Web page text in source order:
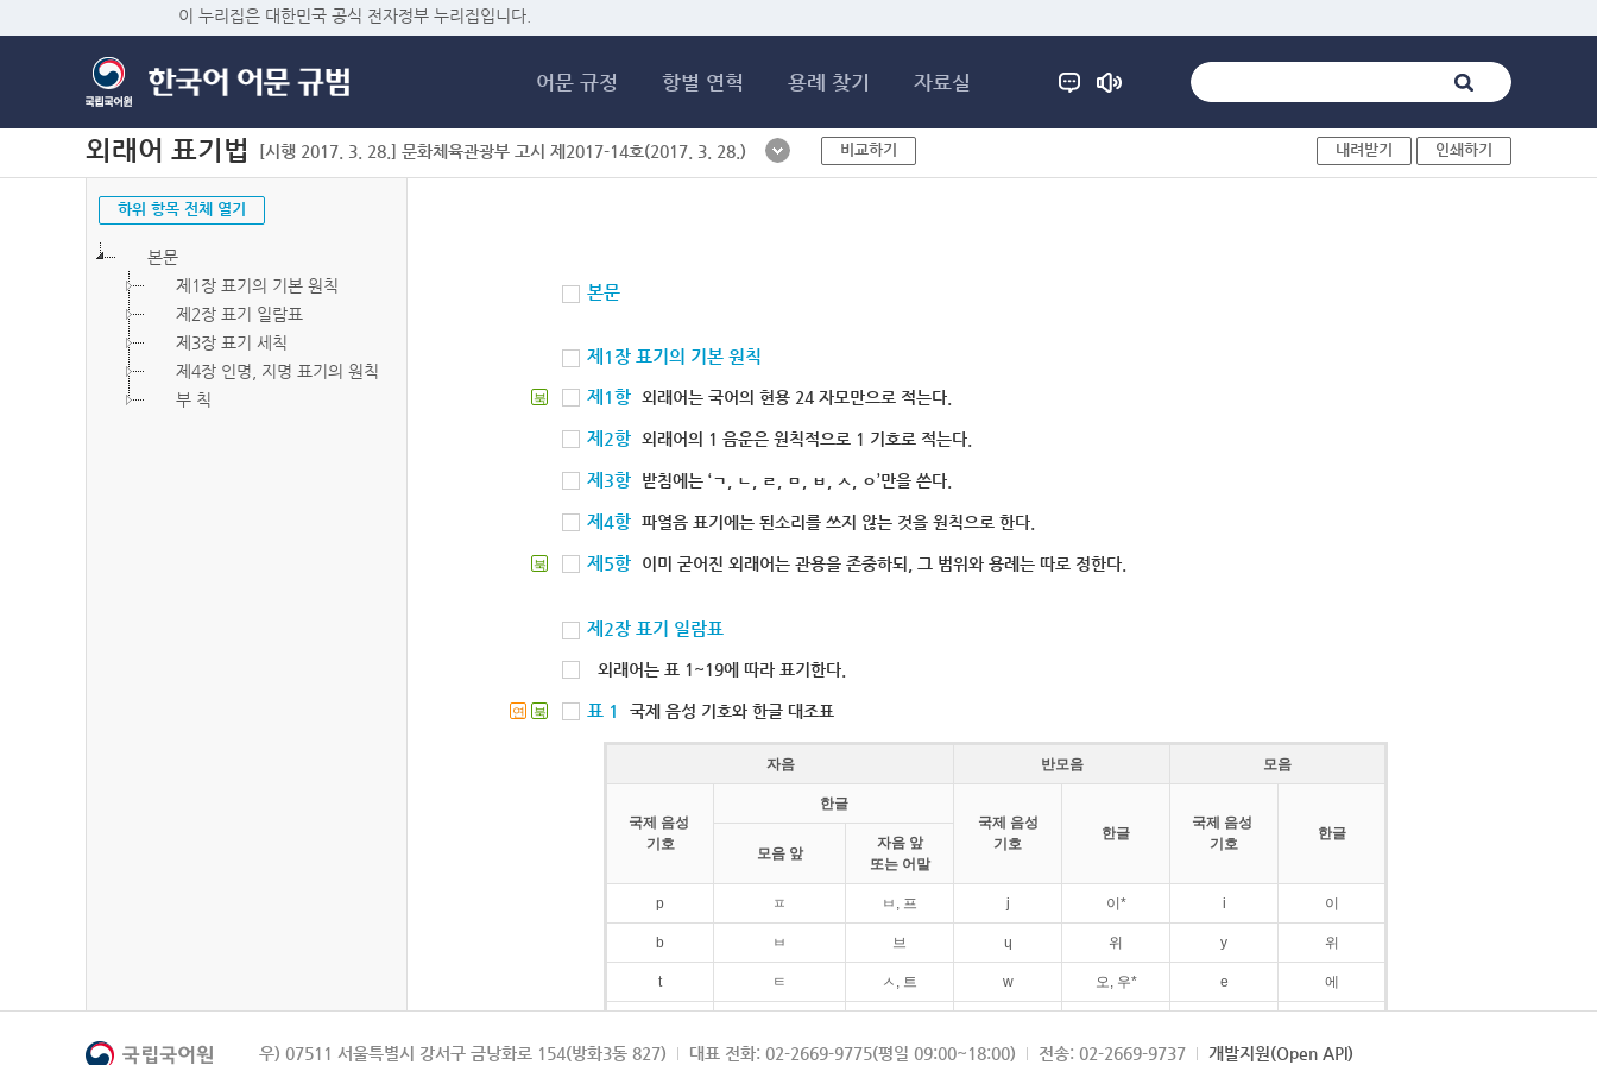
이 누리집은 대한민국 공식 전자정부 누리집입니다.
어문 규정 항별 연혁 용례 찾기 자료실
외래어 표기법 [시행 2017. 3. 28.] 문화체육관광부 고시 제2017-14호(2017. 3. 28.) 비교하기 내려받기 인쇄하기
하위 항목 전체 열기
본문
제1장 표기의 기본 원칙
제2장 표기 일람표
제3장 표기 세칙
제4장 인명, 지명 표기의 원칙
부 칙
본문
제1장 표기의 기본 원칙
북 제1항 외래어는 국어의 현용 24 자모만으로 적는다.
제2항 외래어의 1 음운은 원칙적으로 1 기호로 적는다.
제3항 받침에는 ‘ㄱ, ㄴ, ㄹ, ㅁ, ㅂ, ㅅ, ㅇ’만을 쓴다.
제4항 파열음 표기에는 된소리를 쓰지 않는 것을 원칙으로 한다.
북 제5항 이미 굳어진 외래어는 관용을 존중하되, 그 범위와 용례는 따로 정한다.
제2장 표기 일람표
외래어는 표 1~19에 따라 표기한다.
연 북 표 1 국제 음성 기호와 한글 대조표
자음 반모음 모음
국제 음성
기호
한글
국제 음성
기호
한글
국제 음성
기호
한글
모음 앞
자음 앞
또는 어말
p ㅍ ㅂ, 프 j 이* i 이
b ㅂ 브 ɥ 위 y 위
t ㅌ ㅅ, 트 w 오, 우* e 에
k ㅋ ㄱ, 크 ɛ 에
우) 07511 서울특별시 강서구 금낭화로 154(방화3동 827) 대표 전화: 02-2669-9775(평일 09:00~18:00) 전송: 02-2669-9737 개발지원(Open API)